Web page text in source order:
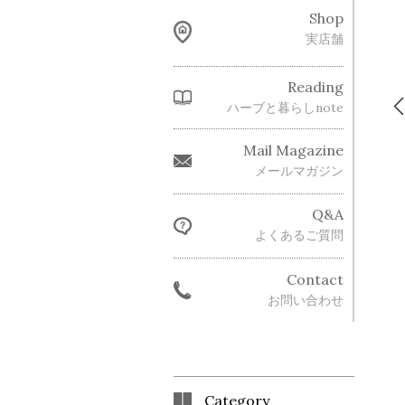
Shop
実店舗
Reading
ハーブと暮らしnote
Mail Magazine
メールマガジン
Q&A
よくあるご質問
Contact
お問い合わせ
Category